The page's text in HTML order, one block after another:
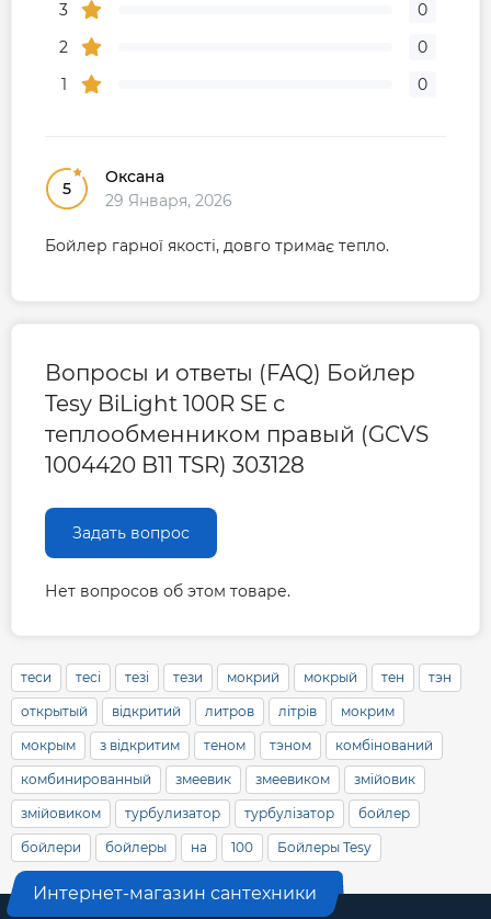
3
0
2
0
1
0
5
Оксана
29 Января, 2026
Бойлер гарної якості, довго тримає тепло.
Вопросы и ответы (FAQ) Бойлер
Tesy BiLight 100R SE с
теплообменником правый (GCVS
1004420 B11 TSR) 303128
Задать вопрос
Нет вопросов об этом товаре.
теси тесі тезі тези мокрий мокрый тен тэн
открытый відкритий литров літрів мокрим
мокрым з відкритим теном тэном комбінований
комбинированный змеевик змеевиком змійовик
змійовиком турбулизатор турбулізатор бойлер
бойлери бойлеры на 100 Бойлеры Tesy
Интернет-магазин сантехники